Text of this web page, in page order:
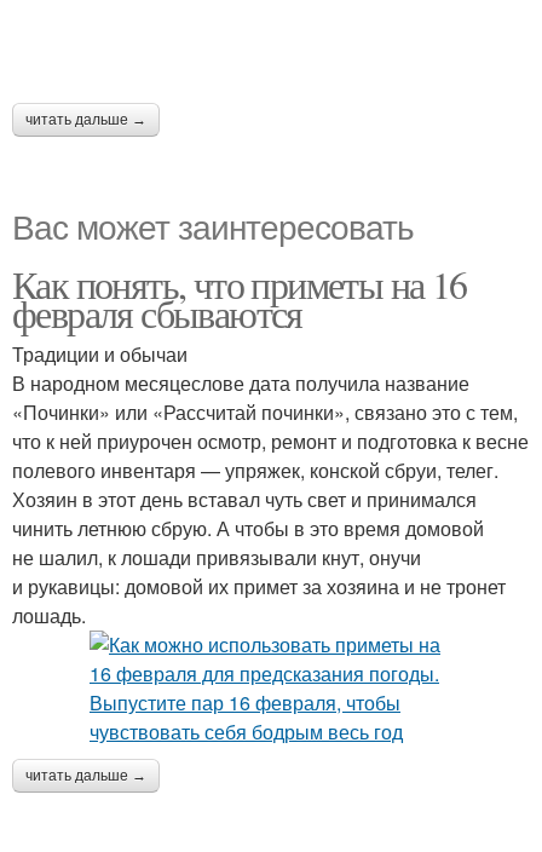
читать дальше →
Вас может заинтересовать
Как понять, что приметы на 16
февраля сбываются
Традиции и обычаи
В народном месяцеслове дата получила название
«Починки» или «Рассчитай починки», связано это с тем,
что к ней приурочен осмотр, ремонт и подготовка к весне
полевого инвентаря — упряжек, конской сбруи, телег.
Хозяин в этот день вставал чуть свет и принимался
чинить летнюю сбрую. А чтобы в это время домовой
не шалил, к лошади привязывали кнут, онучи
и рукавицы: домовой их примет за хозяина и не тронет
лошадь.
читать дальше →